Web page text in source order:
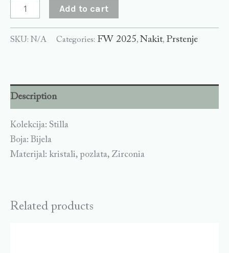
Add to cart
SKU: N/A Categories: FW 2025, Nakit, Prstenje
Description
Kolekcija: Stilla
Boja: Bijela
Materijal: kristali, pozlata, Zirconia
Related products